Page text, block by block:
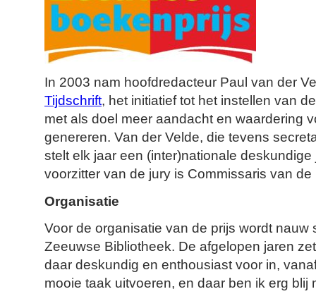
In 2003 nam hoofdredacteur Paul van der
Tijdschrift, het initiatief tot het instellen van
met als doel meer aandacht en waardering
genereren. Van der Velde, die tevens
stelt elk jaar een (inter)nationale
voorzitter van de jury is Commissaris van
Organisatie
Voor de organisatie van de prijs wordt nauw
Zeeuwse Bibliotheek. De afgelopen jaren
daar deskundig en enthousiast voor in,
mooie taak uitvoeren, en daar ben ik erg blij